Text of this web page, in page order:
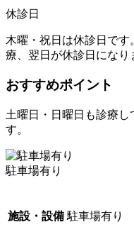
休診日
木曜・祝日は休診日で
療、翌日が休診日になり
おすすめポイント
土曜日・日曜日も診療
す。
駐車場有り
施設・設備 駐車場有り